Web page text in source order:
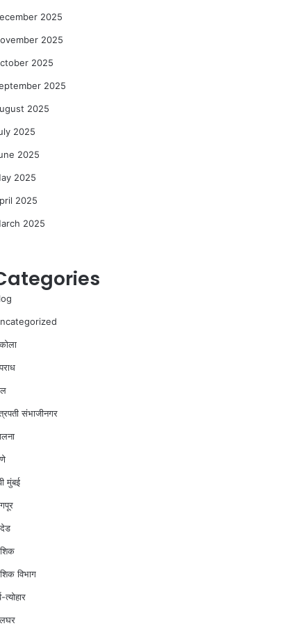
2025
2025
2025
2025
2025
2025
2025
2025
2025
2025
संभाजीनगर
मुंबई
विभाग
त्योहार